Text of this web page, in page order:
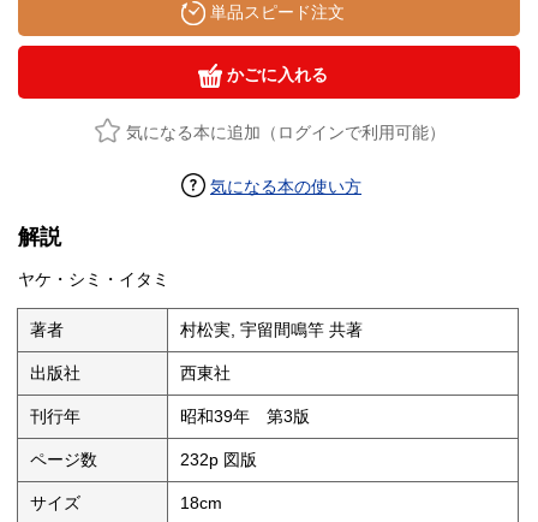
単品スピード注文
かごに入れる
気になる本に追加（ログインで利用可能）
気になる本の使い方
解説
ヤケ・シミ・イタミ
著者 村松実, 宇留間鳴竿 共著
出版社 西東社
刊行年 昭和39年 第3版
ページ数 232p 図版
サイズ 18cm